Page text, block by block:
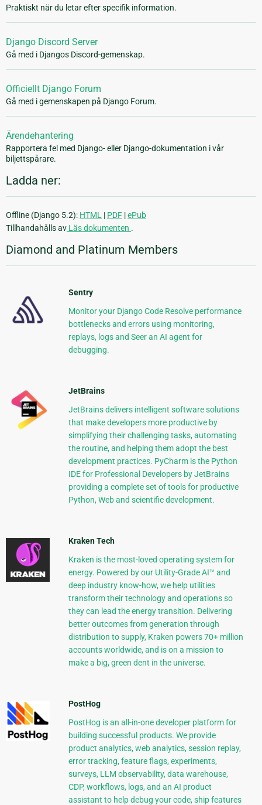
Praktiskt när du letar efter specifik information.
Django Discord Server
Gå med i Djangos Discord-gemenskap.
Officiellt Django Forum
Gå med i gemenskapen på Django Forum.
Ärendehantering
Rapportera fel med Django- eller Django-dokumentation i vår
biljettspårare.
Ladda ner:
Offline (Django 5.2): HTML | PDF |ePub
Tillhandahålls av Läs dokumenten .
Diamond and Platinum Members
Sentry
Monitor your Django Code Resolve performance
bottlenecks and errors using monitoring,
replays, logs and Seer an AI agent for
debugging.
JetBrains
JetBrains delivers intelligent software solutions
that make developers more productive by
simplifying their challenging tasks, automating
the routine, and helping them adopt the best
development practices. PyCharm is the Python
IDE for Professional Developers by JetBrains
providing a complete set of tools for productive
Python, Web and scientific development.
Kraken Tech
Kraken is the most-loved operating system for
energy. Powered by our Utility-Grade AI™ and
deep industry know-how, we help utilities
transform their technology and operations so
they can lead the energy transition. Delivering
better outcomes from generation through
distribution to supply, Kraken powers 70+ million
accounts worldwide, and is on a mission to
make a big, green dent in the universe.
PostHog
PostHog is an all-in-one developer platform for
building successful products. We provide
product analytics, web analytics, session replay,
error tracking, feature flags, experiments,
surveys, LLM observability, data warehouse,
CDP, workflows, logs, and an AI product
assistant to help debug your code, ship features